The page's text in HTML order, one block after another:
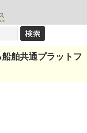
舶共通プラットフ